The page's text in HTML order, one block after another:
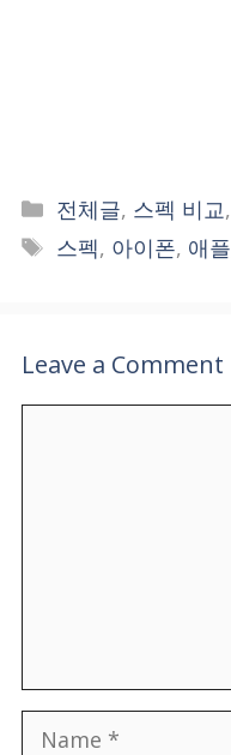
Categories
전체글, 스펙 비교,
Tags
스펙, 아이폰, 애플
Leave a Comment